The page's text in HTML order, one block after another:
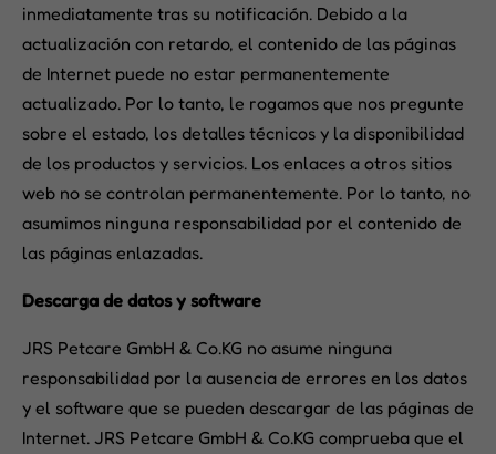
inmediatamente tras su notificación. Debido a la
actualización con retardo, el contenido de las páginas
de Internet puede no estar permanentemente
actualizado. Por lo tanto, le rogamos que nos pregunte
sobre el estado, los detalles técnicos y la disponibilidad
de los productos y servicios. Los enlaces a otros sitios
web no se controlan permanentemente. Por lo tanto, no
asumimos ninguna responsabilidad por el contenido de
las páginas enlazadas.
Descarga de datos y software
JRS Petcare GmbH & Co.KG no asume ninguna
responsabilidad por la ausencia de errores en los datos
y el software que se pueden descargar de las páginas de
Internet. JRS Petcare GmbH & Co.KG comprueba que el